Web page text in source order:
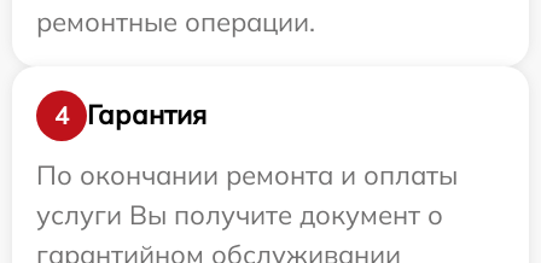
ремонтные операции.
4
Гарантия
По окончании ремонта и оплаты
услуги Вы получите документ о
гарантийном обслуживании